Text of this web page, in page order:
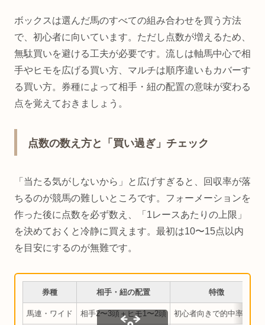
ボックスは選んだ馬のすべての組み合わせを買う方法
で、初心者に向いています。ただし点数が増えるため、
無駄買いを避ける工夫が必要です。流しは軸馬中心で相
手やヒモを広げる買い方、マルチは順序違いもカバーす
る買い方。券種によって相手・紐の配置の意味が変わる
点を覚えておきましょう。
点数の数え方と「買い過ぎ」チェック
「当たる気がしないから」と広げすぎると、回収率が落
ちるのが競馬の難しいところです。フォーメーションを
作った後に点数を必ず数え、「1レースあたりの上限」
を決めておくと冷静に買えます。最初は10〜15点以内
を目安にするのが無難です。
券種 相手・紐の配置 特徴
馬連・ワイド 相手2〜3頭＋ヒモ1〜2頭 初心者向きで的中率高め